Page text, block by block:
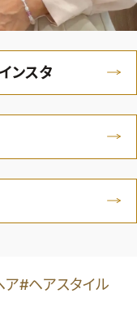
ンスタ
ア#ヘアスタイル